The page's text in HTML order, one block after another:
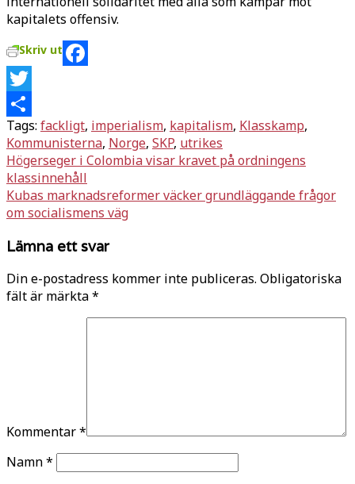
kapitalets offensiv.
Skriv ut
Facebook
Twitter
Dela
Tags: fackligt, imperialism, kapitalism, Klasskamp,
Kommunisterna, Norge, SKP, utrikes
Inläggsnavigering
Högerseger i Colombia visar kravet på ordningens
klassinnehåll
Kubas marknadsreformer väcker grundläggande frågor
om socialismens väg
Lämna ett svar
Din e-postadress kommer inte publiceras. Obligatoriska
fält är märkta*
Kommentar*
Namn*